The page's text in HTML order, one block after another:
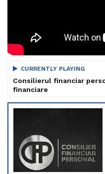
CURRENTLY PLAYING
Consilierul financiar
financiare